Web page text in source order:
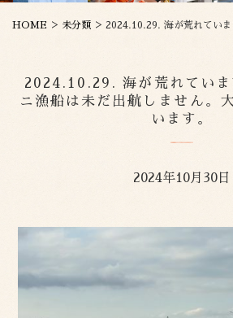
HOME > 未分類 > 2024.10.29. 海が荒れています。小型香住カニ漁船は未だ出航し
2024.10.29. 海が荒れていま
ニ漁船は未だ出航しません。
います。
2024年10月30日